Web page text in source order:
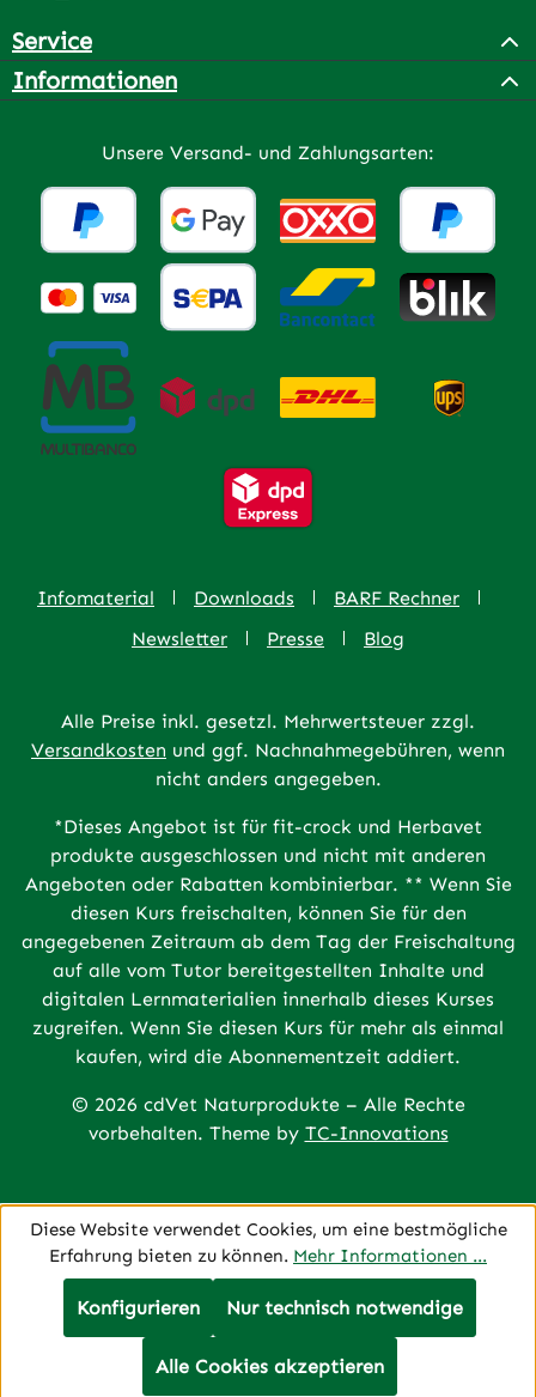
Service
Informationen
Unsere Versand- und Zahlungsarten:
Infomaterial Downloads
BARF Rechner
Newsletter
Presse Blog
Alle Preise inkl. gesetzl. Mehrwertsteuer zzgl.
Versandkosten und ggf. Nachnahmegebühren, wenn
nicht anders angegeben.
*Dieses Angebot ist für fit-crock und Herbavet
produkte ausgeschlossen und nicht mit anderen
Angeboten oder Rabatten kombinierbar. ** Wenn Sie
diesen Kurs freischalten, können Sie für den
angegebenen Zeitraum ab dem Tag der Freischaltung
auf alle vom Tutor bereitgestellten Inhalte und
digitalen Lernmaterialien innerhalb dieses Kurses
zugreifen. Wenn Sie diesen Kurs für mehr als einmal
kaufen, wird die Abonnementzeit addiert.
© 2026 cdVet Naturprodukte – Alle Rechte
vorbehalten. Theme by TC-Innovations
Diese Website verwendet Cookies, um eine bestmögliche
Erfahrung bieten zu können. Mehr Informationen ...
Nur technisch notwendige
Konfigurieren
Alle Cookies akzeptieren